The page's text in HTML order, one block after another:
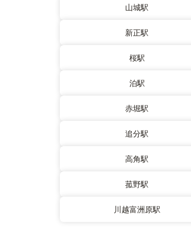
山城駅
新正駅
桜駅
泊駅
赤堀駅
追分駅
高角駅
菰野駅
川越富洲原駅